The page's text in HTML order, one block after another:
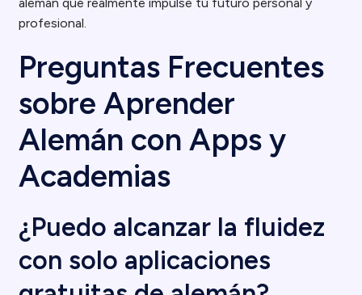
profesional.
Preguntas Frecuentes
sobre Aprender
Alemán con Apps y
Academias
¿Puedo alcanzar la fluidez
con solo aplicaciones